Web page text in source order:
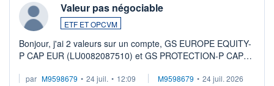
Valeur pas négociable
ETF ET OPCVM
Bonjour, j'ai 2 valeurs sur un compte, GS EUROPE EQUITY-
P CAP EUR (LU0082087510) et GS PROTECTION-P CAP
veux procéder à la vente, on me signale ...
par M9598679 • 24 juil. • 12:09 M9598679 • 24 juil. 2026